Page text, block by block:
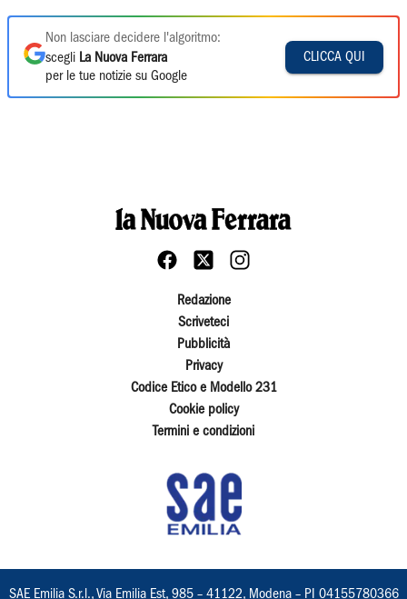
Non lasciare decidere l'algoritmo:
scegli La Nuova Ferrara
per le tue notizie su Google
CLICCA QUI
Redazione
Scriveteci
Pubblicità
Privacy
Codice Etico e Modello 231
Cookie policy
Termini e condizioni
SAE Emilia S.r.l., Via Emilia Est, 985 – 41122, Modena – PI 04155780366